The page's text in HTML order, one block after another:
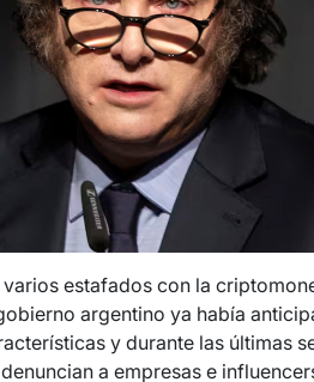
estafados con la
argentino ya había
y durante las últimas
a empresas e